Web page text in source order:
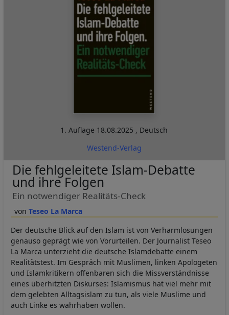
1. Auflage 18.08.2025 , Deutsch
Westend-Verlag
Teseo La Marca
Die fehlgeleitete Islam-Debatte
und ihre Folgen
Ein notwendiger Realitäts-Check
Der deutsche Blick auf den Islam ist von Verharmlosungen
genauso geprägt wie von Vorurteilen. Der Journalist Teseo
La Marca unterzieht die deutsche Islamdebatte einem
Realitätstest. Im Gespräch mit Muslimen, linken Apologeten
und Islamkritikern offenbaren sich die Missverständnisse
eines überhitzten Diskurses: Islamismus hat viel mehr mit
dem gelebten Alltagsislam zu tun, als viele Muslime und
auch Linke es wahrhaben wollen.